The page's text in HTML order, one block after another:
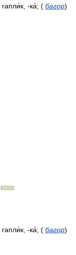
гапли́к, -ка́; ( багор)
крюк
гапли́к, -ка́; ( багор)